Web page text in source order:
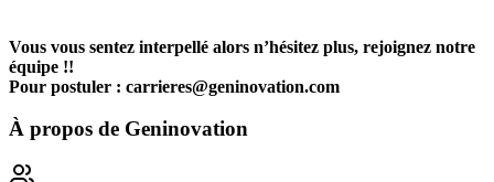
Vous vous sentez interpellé alors n’hésitez plus, rejoignez notre
équipe !!
Pour postuler : carrieres@geninovation.com
À propos de Geninovation